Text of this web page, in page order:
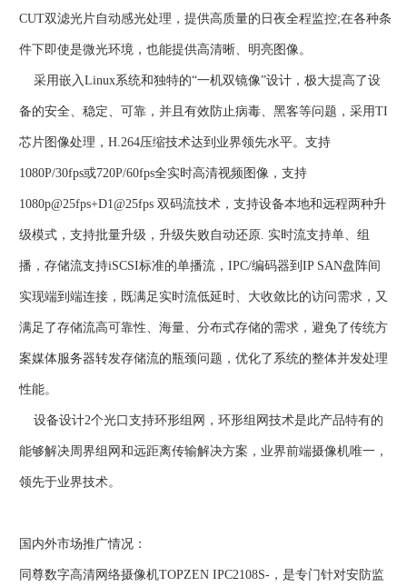
CUT双滤光片自动感光处理，提供高质量的日夜全程监控;在各种条
件下即使是微光环境，也能提供高清晰、明亮图像。
采用嵌入Linux系统和独特的“一机双镜像”设计，极大提高了设
备的安全、稳定、可靠，并且有效防止病毒、黑客等问题，采用TI
芯片图像处理，H.264压缩技术达到业界领先水平。支持
1080P/30fps或720P/60fps全实时高清视频图像，支持
1080p@25fps+D1@25fps 双码流技术，支持设备本地和远程两种升
级模式，支持批量升级，升级失败自动还原. 实时流支持单、组
播，存储流支持iSCSI标准的单播流，IPC/编码器到IP SAN盘阵间
实现端到端连接，既满足实时流低延时、大收敛比的访问需求，又
满足了存储流高可靠性、海量、分布式存储的需求，避免了传统方
案媒体服务器转发存储流的瓶颈问题，优化了系统的整体并发处理
性能。
设备设计2个光口支持环形组网，环形组网技术是此产品特有的
能够解决周界组网和远距离传输解决方案，业界前端摄像机唯一，
领先于业界技术。
国内外市场推广情况：
同尊数字高清网络摄像机TOPZEN IPC2108S-，是专门针对安防监